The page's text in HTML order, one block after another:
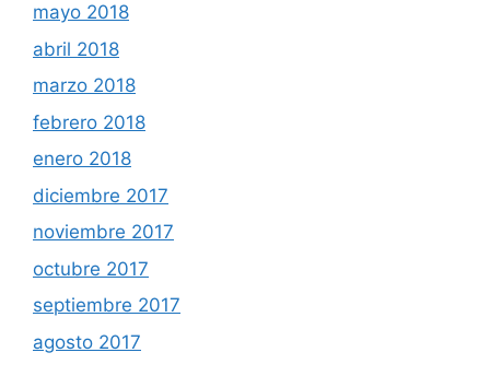
mayo 2018
abril 2018
marzo 2018
febrero 2018
enero 2018
diciembre 2017
noviembre 2017
octubre 2017
septiembre 2017
agosto 2017